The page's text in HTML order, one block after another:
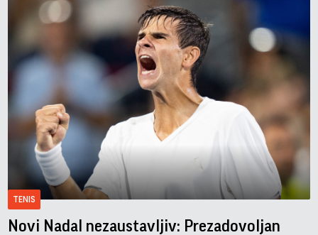
TENIS
Novi Nadal nezaustavljiv: Prezadovoljan